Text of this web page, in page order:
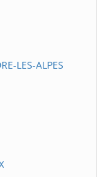
LES-ALPES